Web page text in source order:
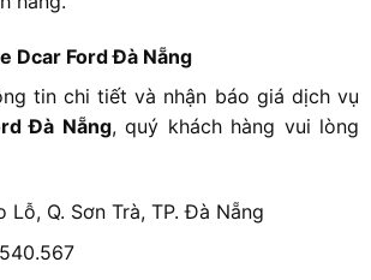
Dcar Ford Đà Nẵng
tin chi tiết và nhận báo giá dịch vụ
Đà Nẵng, quý khách hàng vui lòng
Lỗ, Q. Sơn Trà, TP. Đà Nẵng